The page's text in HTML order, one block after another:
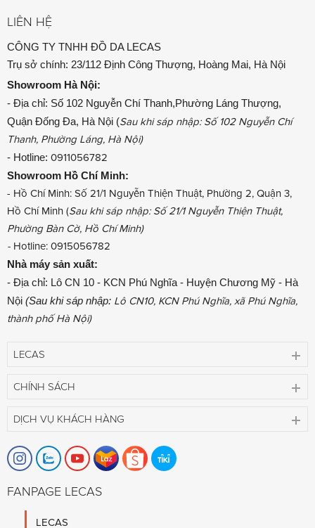
LIÊN HỆ
CÔNG TY TNHH ĐỒ DA LECAS
Trụ sở chính: 23/112 Định Công Thượng, Hoàng Mai, Hà Nội
Showroom Hà Nội:
- Địa chỉ: Số 102 Nguyễn Chí Thanh,Phường Láng Thượng,
Quận Đống Đa, Hà Nội (Sau khi sáp nhập: Số 102 Nguyễn Chí
Thanh, Phường Láng, Hà Nội)
- Hotline: 0911056782
Showroom Hồ Chí Minh:
- Hồ Chí Minh: Số 21/1 Nguyễn Thiện Thuật, Phường 2, Quận 3,
Hồ Chí Minh (Sau khi sáp nhập: Số 21/1 Nguyễn Thiện Thuật,
Phường Bàn Cờ, Hồ Chí Minh)
- Hotline: 0915056782
Nhà máy sản xuất:
- Địa chỉ: Lô CN 10 - KCN Phú Nghĩa - Huyện Chương Mỹ - Hà
Nội (Sau khi sáp nhập: Lô CN10, KCN Phú Nghĩa, xã Phú Nghĩa,
thành phố Hà Nội)
LECAS
CHÍNH SÁCH
DỊCH VỤ KHÁCH HÀNG
FANPAGE LECAS
LECAS